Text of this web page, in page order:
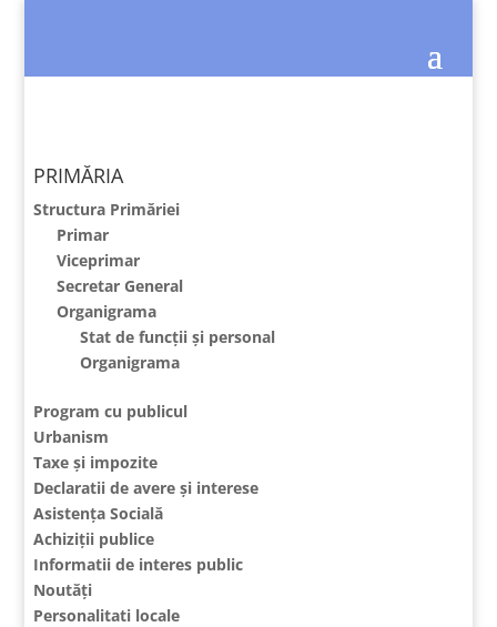
PRIMĂRIA
Structura Primăriei
Primar
Viceprimar
Secretar General
Organigrama
Stat de funcții și personal
Organigrama
Program cu publicul
Urbanism
Taxe și impozite
Declaratii de avere și interese
Asistența Socială
Achiziții publice
Informatii de interes public
Noutăți
Personalitati locale